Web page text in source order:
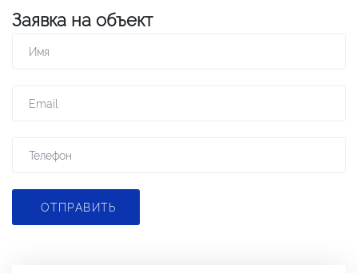
Заявка на объект
ОТПРАВИТЬ